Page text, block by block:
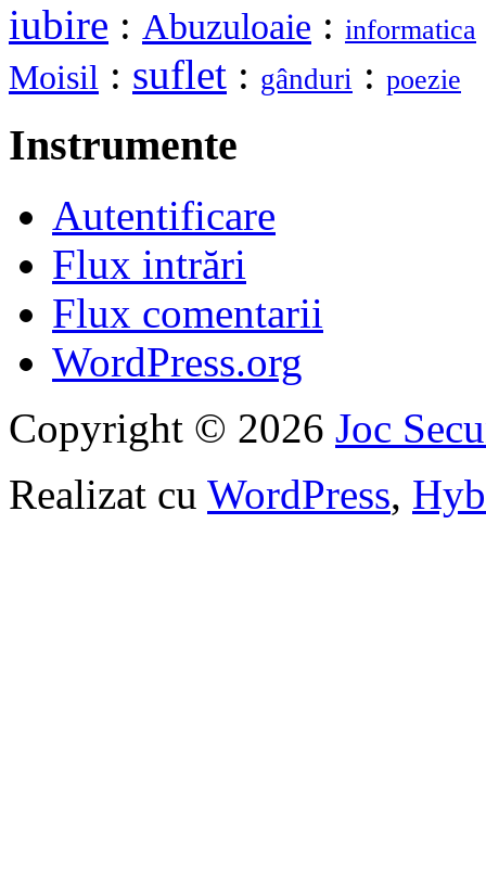
iubire : Abuzuloaie : informatica
Moisil : suflet : gânduri : poezie
Instrumente
Autentificare
Flux intrări
Flux comentarii
WordPress.org
Copyright © 2026 Joc
Realizat cu WordPress,